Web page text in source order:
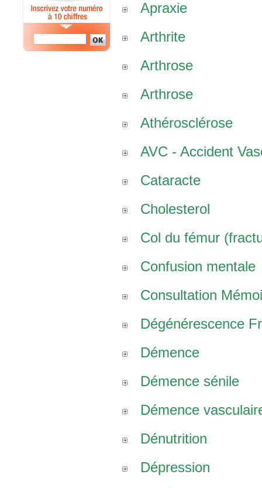
Apraxie
Arthrite
Arthrose
Arthrose
Athérosclérose
AVC - Accident
Cataracte
Cholesterol
Col du fémur
Confusion mentale
Consultation
Dégénérescence
Démence
Démence sénile
Démence
Dénutrition
Dépression